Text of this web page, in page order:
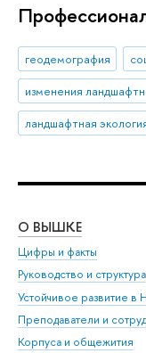
геодемография
изменения
ландшафтная
О ВЫШКЕ
Цифры и факты
Руководство и структура
Устойчивое развитие
Преподаватели и
Корпуса и общежития